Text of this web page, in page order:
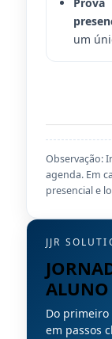
um
Observação:
agenda. Em
presencial e
JJR
ALUNO
Do primeiro
em passos